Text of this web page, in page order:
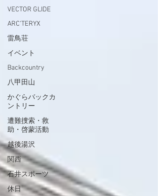
VECTOR GLIDE
ARC'TERYX
雷鳥荘
イベント
Backcountry
八甲田山
かぐらバックカ
ントリー
遭難捜索・救
助・啓蒙活動
越後湯沢
関西
石井スポーツ
休日